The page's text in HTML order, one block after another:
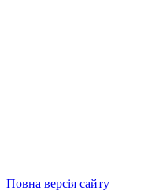
Повна версія сайту